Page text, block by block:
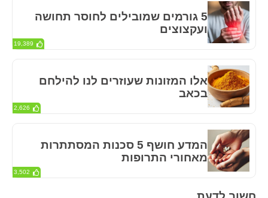
5 גורמים שמובילים לחוסר תחושה
ועקצוצים
19,389
אלו המזונות שעוזרים לנו להילחם
בכאב
2,626
המדע חושף 5 סכנות המסתתרות
מאחורי התרופות
3,502